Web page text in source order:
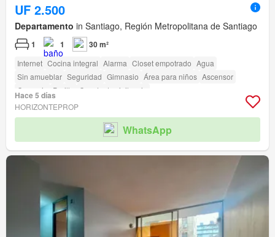
UF 2.500
Departamento in Santiago, Región Metropolitana de Santiago
1 1 30 m²
Internet Cocina integral Alarma Closet empotrado Agua
Sin amueblar Seguridad Gimnasio Área para niños Ascensor
Conserje Parilla
Caseta de vigilancia
Acceso para personas con discapacidad
Hace 5 días
HORIZONTEPROP
WhatsApp